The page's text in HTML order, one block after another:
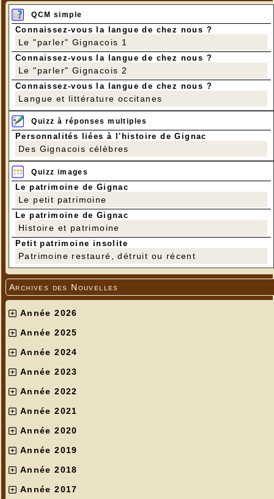
QCM simple
Connaissez-vous la langue de chez nous ?
Le "parler" Gignacois 1
Connaissez-vous la langue de chez nous ?
Le "parler" Gignacois 2
Connaissez-vous la langue de chez nous ?
Langue et littérature occitanes
Quizz à réponses multiples
Personnalités liées à l'histoire de Gignac
Des Gignacois célèbres
Quizz images
Le patrimoine de Gignac
Le petit patrimoine
Le patrimoine de Gignac
Histoire et patrimoine
Petit patrimoine insolite
Patrimoine restauré, détruit ou récent
Archives des Nouvelles
Année 2026
Année 2025
Année 2024
Année 2023
Année 2022
Année 2021
Année 2020
Année 2019
Année 2018
Année 2017